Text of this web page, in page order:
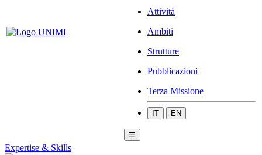
Attività
Ambiti
Strutture
Pubblicazioni
Terza Missione
IT EN
☰
Expertise & Skills